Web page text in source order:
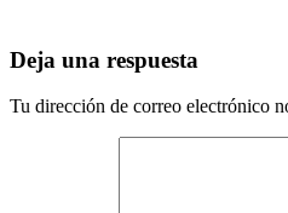
Deja una respuesta
Tu dirección de correo electrónico